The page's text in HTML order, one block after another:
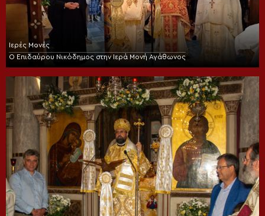
Ιερές Μονές
Ο Επιδαύρου Νικόδημος στην Ιερά Μονή Αγάθωνος